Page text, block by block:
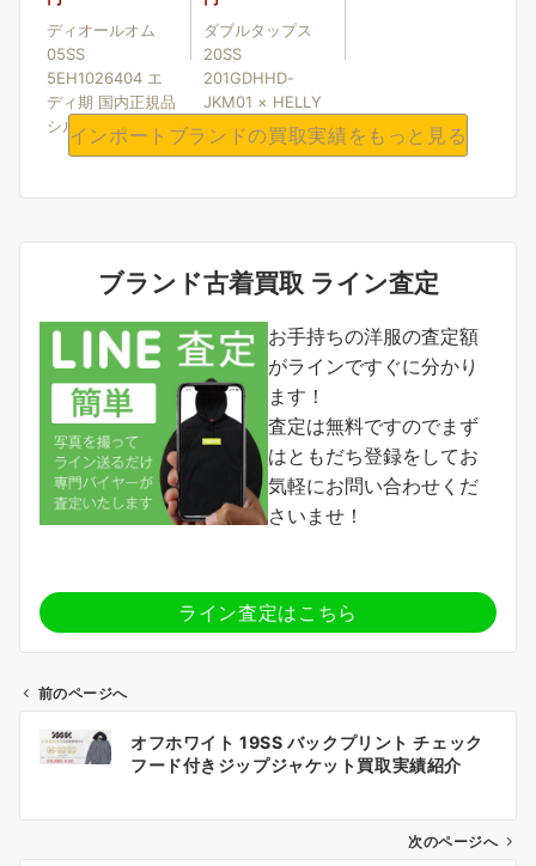
ディオールオム
05SS
5EH1026404 エ
ディ期 国内正規品
シルク....
ダブルタップス
20SS
201GDHHD-
JKM01 × HELLY
HA....
インポートブランドの買取実績をもっと見る
ブランド古着買取 ライン査定
お手持ちの洋服の査定額
がラインですぐに分かり
ます！
査定は無料ですのでまず
はともだち登録をしてお
気軽にお問い合わせくだ
さいませ！
ライン査定はこちら
ビ
前のページへ
オフホワイト 19SS バックプリント チェック
フード付きジップジャケット買取実績紹介
次のページへ